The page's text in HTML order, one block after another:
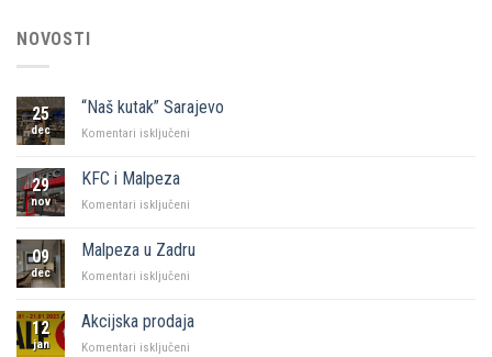
NOVOSTI
25
dec
“Naš kutak” Sarajevo
Komentari isključeni
29
nov
KFC i Malpeza
Komentari isključeni
Malpeza
09
dec
Malpeza u Zadru
Komentari isključeni
Zadru
12
jan
Akcijska prodaja
Komentari isključeni